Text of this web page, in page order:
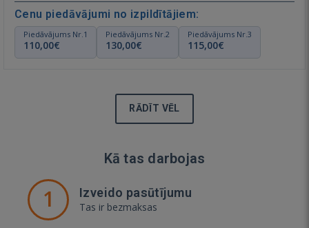
Cenu piedāvājumi no izpildītājiem:
Piedāvājums Nr.1
110,00€
Piedāvājums Nr.2
130,00€
Piedāvājums Nr.3
115,00€
RĀDĪT VĒL
Kā tas darbojas
1 Izveido pasūtījumu
Tas ir bezmaksas